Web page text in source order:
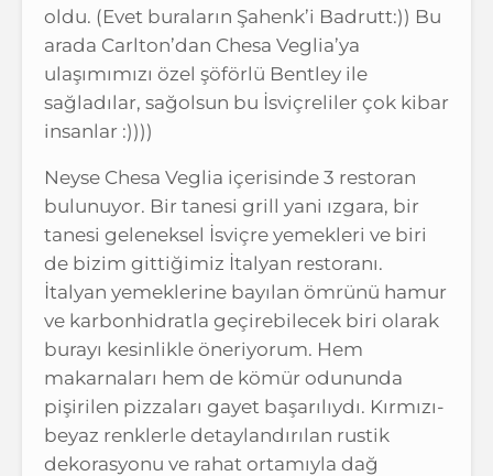
oldu. (Evet buraların Şahenk’i Badrutt:)) Bu
arada Carlton’dan Chesa Veglia’ya
ulaşımımızı özel şöförlü Bentley ile
sağladılar, sağolsun bu İsviçreliler çok kibar
insanlar :))))
Neyse Chesa Veglia içerisinde 3 restoran
bulunuyor. Bir tanesi grill yani ızgara, bir
tanesi geleneksel İsviçre yemekleri ve biri
de bizim gittiğimiz İtalyan restoranı.
İtalyan yemeklerine bayılan ömrünü hamur
ve karbonhidratla geçirebilecek biri olarak
burayı kesinlikle öneriyorum. Hem
makarnaları hem de kömür odununda
pişirilen pizzaları gayet başarılıydı. Kırmızı-
beyaz renklerle detaylandırılan rustik
dekorasyonu ve rahat ortamıyla dağ